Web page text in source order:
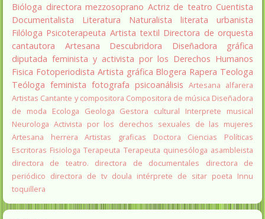
Bióloga directora mezzosoprano Actriz de teatro Cuentista
Documentalista
Literatura Naturalista literata
urbanista
Filóloga Psicoterapeuta Artista textil Directora de orquesta
cantautora
Artesana Descubridora
Diseñadora gráfica
diputada feminista y activista por los Derechos Humanos
Fisica Fotoperiodista Artista gráfica Blogera Rapera Teologa
Teóloga feminista fotografa psicoanálisis Artesana alfarera
Artistas Cantante y compositora Compositora de música Diseñadora
de moda
Ecologa Geologa Gestora cultural
Interprete musical
Neurologa Activista por los derechos sexuales de las mujeres
Artesana herrera
Artistas graficas
Doctora Ciencias Políticas
Escritoras Fisiologa Terapeuta Terapeuta quinesóloga asambleista
directora de teatro.
directora de documentales
directora de
periódico directora de tv doula intérprete de sitar poeta Innu
toquillera